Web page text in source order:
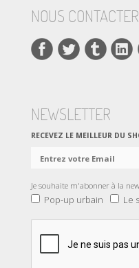
NOUS CONTACTER
NEWSLETTER
RECEVEZ LE MEILLEUR DU
Je souhaite m'abonner à la
Pop-up urbain Le